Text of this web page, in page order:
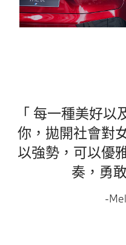
「 每一種美好
你，拋開社會對
以強勢，可以優
奏，勇
-